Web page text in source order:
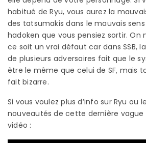
habitué de Ryu, vous aurez la
des tatsumakis dans le mauvais
hadoken que vous pensiez sortir. On
ce soit un vrai défaut car dans SSB,
de plusieurs adversaires fait que le
être le même que celui de SF, mais
fait bizarre.
Si vous voulez plus d’info sur Ryu ou
nouveautés de cette dernière vague
vidéo :